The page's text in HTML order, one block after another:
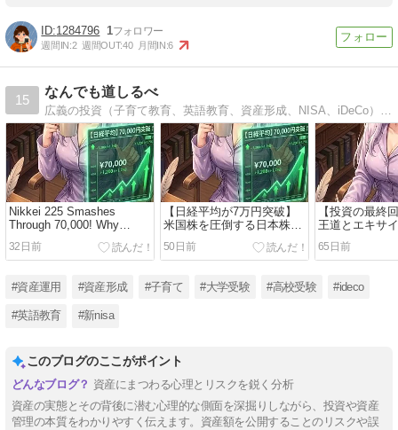
1284796 1
週間IN:2 週間OUT:40 月間IN:6
15
なんでも道しるべ
広義の投資（子育て教育、英語教育、資産形成、NISA、iDeCo）に関する道しるべ毎日19時に記事更新（たまに朝7時にも更新）
Nikkei 225 Smashes
Through 70,000! Why
Japanese Stocks are
Outperforming the S&P 500
Still My Core Asset
32日前
【日経平均が7万円突破】
米国株を圧倒する日本株の
勢いと、それでも
「S&P500」をコアにする
50日前
【投資の最終
王道とエキサ
覇道。資産を
コア・サテラ
65日前
#資産運用 #資産形成 #子育て #大学受験 #高校受験 #ideco
#英語教育 #新nisa
このブログのここがポイント
資産にまつわる心理とリスクを鋭く分析
資産の実態とその背後に潜む心理的な側面を深掘りしながら、投資や資産
管理の本質をわかりやすく伝えます。資産額を公開することのリスクや誤